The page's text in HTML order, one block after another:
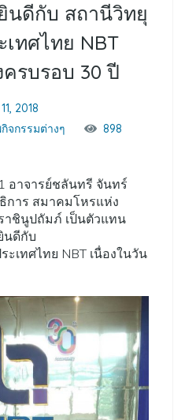
นดีกับ สถานีวิทยุ
ทศไทย NBT
รบรอบ 30 ปี
2018
จกรรมต่างๆ
898
อาจารย์ชลันทรี จันทร์
การ สมาคมโหรแห่ง
าชินูปถัมภ์ เป็นตัวแทน
นดีกับ
เทศไทย NBT เนื่องในวัน